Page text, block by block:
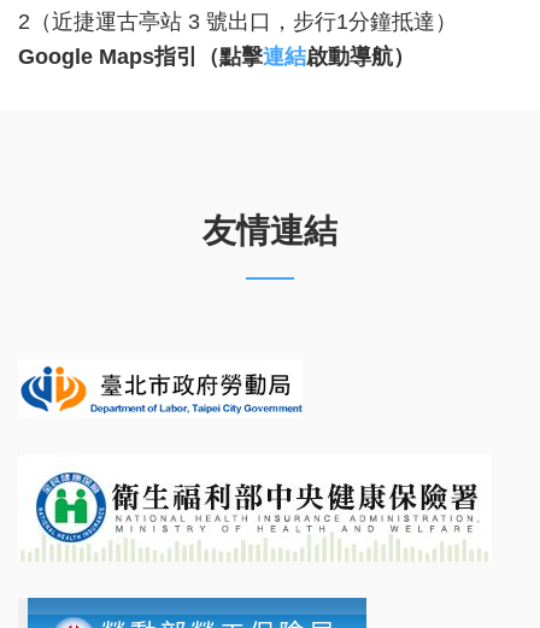
2（近捷運古亭站 3 號出口，步行1分鐘抵達）
Google Maps指引（點擊連結啟動導航）
友情連結